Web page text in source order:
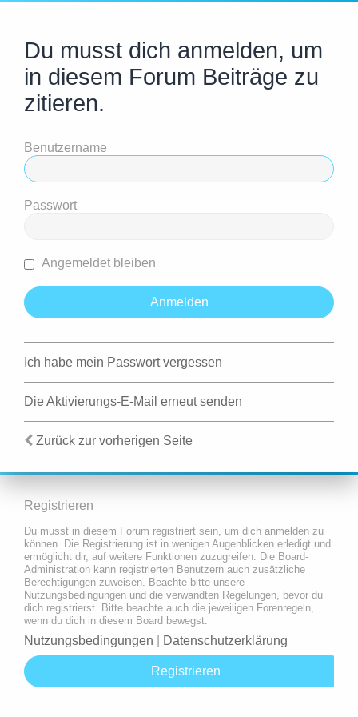
Du musst dich anmelden, um
in diesem Forum Beiträge zu
zitieren.
Benutzername
Passwort
Angemeldet bleiben
Ich habe mein Passwort vergessen
Die Aktivierungs-E-Mail erneut senden
Zurück zur vorherigen Seite
Registrieren
Du musst in diesem Forum registriert sein, um dich anmelden zu
können. Die Registrierung ist in wenigen Augenblicken erledigt und
ermöglicht dir, auf weitere Funktionen zuzugreifen. Die Board-
Administration kann registrierten Benutzern auch zusätzliche
Berechtigungen zuweisen. Beachte bitte unsere
Nutzungsbedingungen und die verwandten Regelungen, bevor du
dich registrierst. Bitte beachte auch die jeweiligen Forenregeln,
wenn du dich in diesem Board bewegst.
Nutzungsbedingungen Datenschutzerklärung
Registrieren